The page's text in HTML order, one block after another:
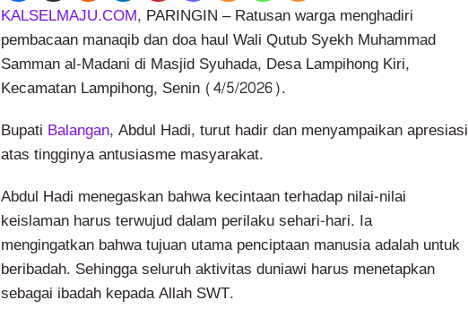
KALSELMAJU.COM, PARINGIN – Ratusan warga menghadiri
pembacaan manaqib dan doa haul Wali Qutub Syekh Muhammad
Samman al-Madani di Masjid Syuhada, Desa Lampihong Kiri,
Kecamatan Lampihong, Senin (4/5/2026).
Bupati Balangan, Abdul Hadi, turut hadir dan menyampaikan apresiasi
atas tingginya antusiasme masyarakat.
Abdul Hadi menegaskan bahwa kecintaan terhadap nilai-nilai
keislaman harus terwujud dalam perilaku sehari-hari. Ia
mengingatkan bahwa tujuan utama penciptaan manusia adalah untuk
beribadah. Sehingga seluruh aktivitas duniawi harus menetapkan
sebagai ibadah kepada Allah SWT.